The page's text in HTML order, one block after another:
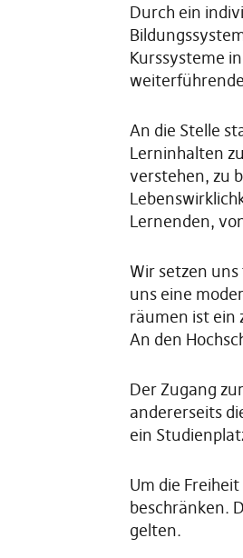
Durch ein
Kurssysteme
An die Stelle
Lerninhalten
verstehen, zu
Lernenden,
Wir setzen
uns eine
räumen ist ein
An den
Der Zugang
andererseits
ein
Um die
beschränken.
gelten.